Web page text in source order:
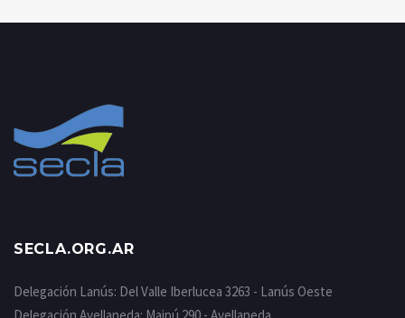
SECLA.ORG.AR
Delegación Lanús: Del Valle Iberlucea 3263 - Lanús Oeste